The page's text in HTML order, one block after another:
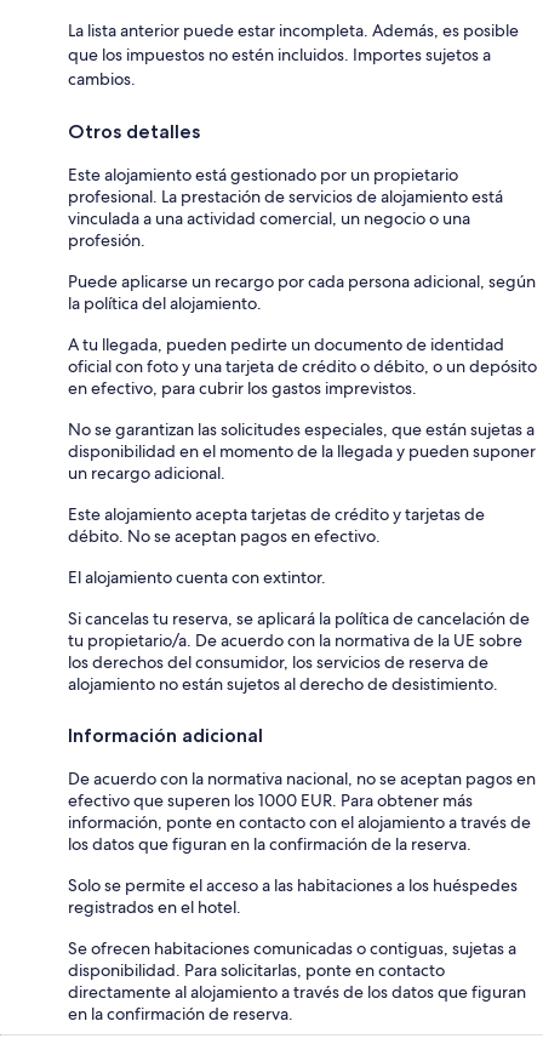
La lista anterior puede estar incompleta. Además, es posible
que los impuestos no estén incluidos. Importes sujetos a
cambios.
Otros detalles
Este alojamiento está gestionado por un propietario
profesional. La prestación de servicios de alojamiento está
vinculada a una actividad comercial, un negocio o una
profesión.
Puede aplicarse un recargo por cada persona adicional, según
la política del alojamiento.
A tu llegada, pueden pedirte un documento de identidad
oficial con foto y una tarjeta de crédito o débito, o un depósito
en efectivo, para cubrir los gastos imprevistos.
No se garantizan las solicitudes especiales, que están sujetas a
disponibilidad en el momento de la llegada y pueden suponer
un recargo adicional.
Este alojamiento acepta tarjetas de crédito y tarjetas de
débito. No se aceptan pagos en efectivo.
El alojamiento cuenta con extintor.
Si cancelas tu reserva, se aplicará la política de cancelación de
tu propietario/a. De acuerdo con la normativa de la UE sobre
los derechos del consumidor, los servicios de reserva de
alojamiento no están sujetos al derecho de desistimiento.
Información adicional
De acuerdo con la normativa nacional, no se aceptan pagos en
efectivo que superen los 1000 EUR. Para obtener más
información, ponte en contacto con el alojamiento a través de
los datos que figuran en la confirmación de la reserva.
Solo se permite el acceso a las habitaciones a los huéspedes
registrados en el hotel.
Se ofrecen habitaciones comunicadas o contiguas, sujetas a
disponibilidad. Para solicitarlas, ponte en contacto
directamente al alojamiento a través de los datos que figuran
en la confirmación de reserva.